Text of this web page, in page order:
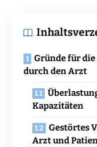
Gründe für
durch den Arzt
Kapazitäten
Gestörtes
Arzt und